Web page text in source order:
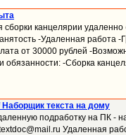
сборки канцелярии
-Удаленная работа -
от 30000 рублей -
обязанности: -Сборка
текста на дому
подработку на ПК -
Удаленная